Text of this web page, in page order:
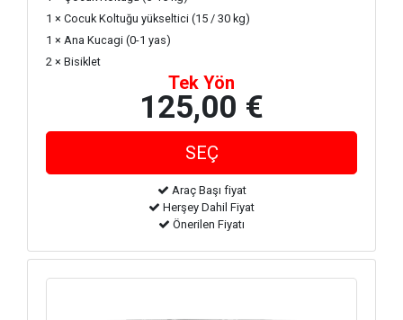
1 × Cocuk Koltuğu yükseltici (15 / 30 kg)
1 × Ana Kucagi (0-1 yas)
2 × Bisiklet
Tek Yön
125,00 €
Araç Başı fiyat
Herşey Dahil Fiyat
Önerilen Fiyatı